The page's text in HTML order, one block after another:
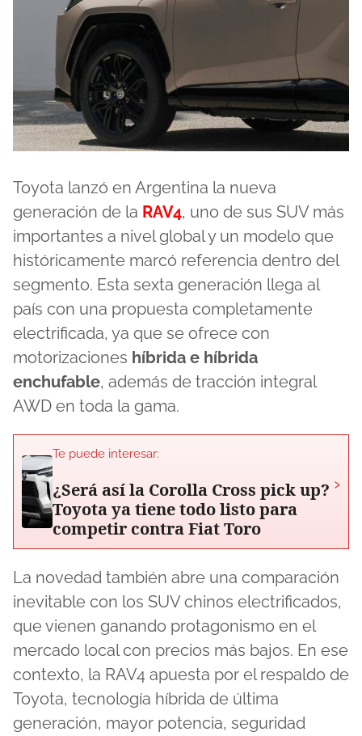
Toyota lanzó en Argentina la nueva
generación de la RAV4, uno de sus SUV más
importantes a nivel global y un modelo que
históricamente marcó referencia dentro del
segmento. Esta sexta generación llega al
país con una propuesta completamente
electrificada, ya que se ofrece con
motorizaciones híbrida e híbrida
enchufable, además de tracción integral
AWD en toda la gama.
Te puede interesar:
¿Será así la Corolla Cross pick up?
Toyota ya tiene todo listo para
competir contra Fiat Toro
›
La novedad también abre una comparación
inevitable con los SUV chinos electrificados,
que vienen ganando protagonismo en el
mercado local con precios más bajos. En ese
contexto, la RAV4 apuesta por el respaldo de
Toyota, tecnología híbrida de última
generación, mayor potencia, seguridad